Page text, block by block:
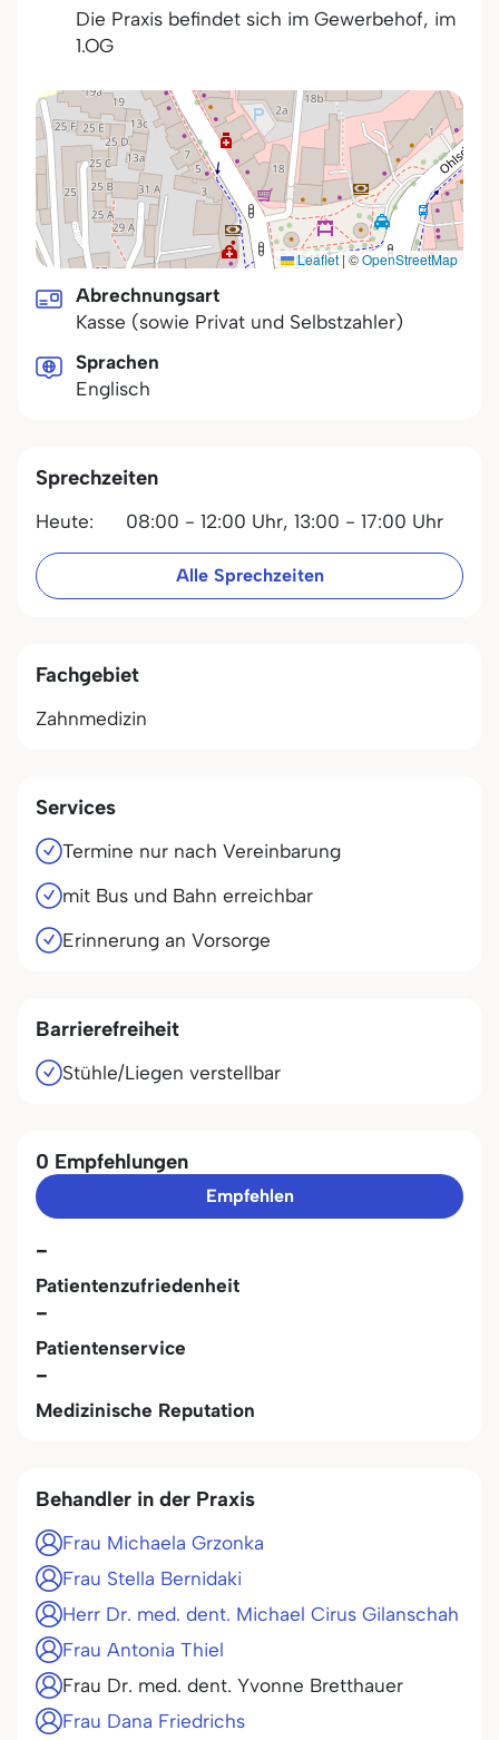
Die Praxis befindet sich im Gewerbehof, im
1.OG
Leaflet | ©OpenStreetMap
Abrechnungsart
Kasse (sowie Privat und Selbstzahler)
Sprachen
Englisch
Sprechzeiten
Heute: 08:00 - 12:00 Uhr, 13:00 - 17:00 Uhr
Alle Sprechzeiten
Fachgebiet
Zahnmedizin
Services
Termine nur nach Vereinbarung
mit Bus und Bahn erreichbar
Erinnerung an Vorsorge
Barrierefreiheit
Stühle/Liegen verstellbar
0 Empfehlungen
Empfehlen
-
Patientenzufriedenheit
-
Patientenservice
-
Medizinische Reputation
Behandler in der Praxis
Frau Michaela Grzonka
Frau Stella Bernidaki
Herr Dr. med. dent. Michael Cirus Gilanschah
Frau Antonia Thiel
Frau Dr. med. dent. Yvonne Bretthauer
Frau Dana Friedrichs